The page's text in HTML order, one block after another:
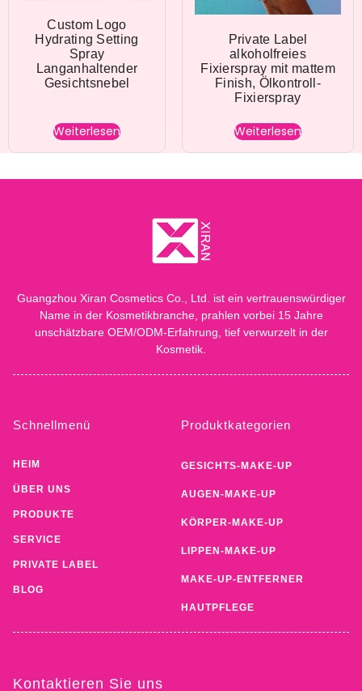
Custom Logo
Hydrating Setting
Spray
Langanhaltender
Gesichtsnebel
Weiterlesen
Private Label
alkoholfreies
Fixierspray mit mattem
Finish, Ölkontroll-
Fixierspray
Weiterlesen
Guangzhou Xiran Cosmetics Co., Ltd. ist ein vertrauenswürdiger
Name in der Kosmetikbranche, prahlen vorbei 15 Jahre
unschätzbare OEM/ODM-Erfahrung, tief verwurzelt in der
Kosmetik.
Schnellmenü
HEIM
ÜBER UNS
PRODUKTE
SERVICE
PRIVATE LABEL
BLOG
Produktkategorien
GESICHTS-MAKE-UP
AUGEN-MAKE-UP
KÖRPER-MAKE-UP
LIPPEN-MAKE-UP
MAKE-UP-ENTFERNER
HAUTPFLEGE
Kontaktieren Sie uns